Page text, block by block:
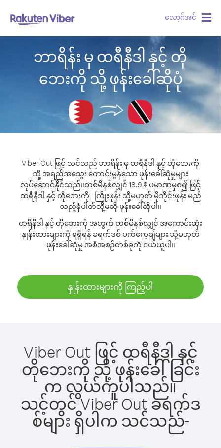
လော့ဂ်အင်
ဘာရိန်း မှ ထရီနီဒါ နှင့် တို
ဘေးကို သို့ ဖုန်းခေါ်ဆိုပုံ
Viber Out ဖြင့် သင်သည် ဘာရိန်း မှ ထရီနီဒါ နှင့် တိုဘေးကို
သို့ အရည်အသွေး ကောင်းမွန်သော ဖုန်းခေါ်ဆိုမှုများ
လုပ်ဆောင်နိုင်သည်။တစ်မိနစ်လျှင် 18.9 ¢ ပမာဏမှစ၍ ဖြင့်
ထရီနီဒါ နှင့် တိုဘေးကို - ကြိုးဖုန်း သို့မဟုတ် မိုဘိုင်းဖုန်း မည်
သည့်နံပါတ်သို့မဆို ဖုန်းခေါ်ဆိုပါ။
ထရီနီဒါ နှင့် တိုဘေးကို အတွက် တစ်မိနစ်လျှင် အကောင်းဆုံး
နှုန်းထားများကို ရရှိရန် ခရက်ဒစ် ပက်ကေ့ချ်များ သို့မဟုတ်
ဖုန်းခေါ်ဆိုမှု အစီအစဉ်တစ်ခုကို ဝယ်ယူပါ။
နှုန်းထားများကို ကြည့်ပါ
Viber Out ဖြင့် ထရီနီဒါ နှင့်
တိုဘေးကို သို့ ဖုန်းခေါ်ခြင်း
က လွယ်ကူပါသည်။
သင့်တွင် Viber Out ခရက်ဒ
စ်များ ရှိပါက သင်သည်-